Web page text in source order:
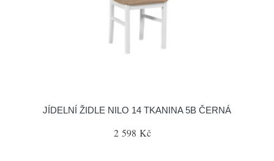
JÍDELNÍ ŽIDLE NILO 14 TKANINA 5B ČERNÁ
2 598 Kč